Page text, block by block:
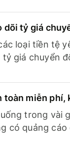
dõi tỷ giá
loại tiền tệ
tỷ giá chuyển
toàn miễn phí,
trong vài
có quảng